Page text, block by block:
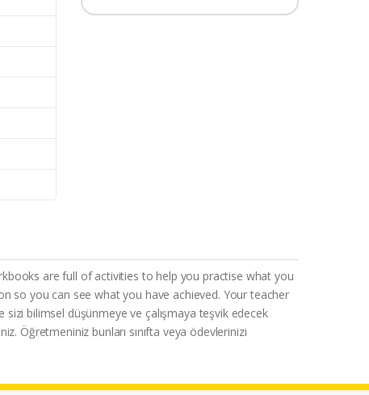
are full of activities to help you practise what you
so you can see what you have achieved. Your teacher
bilimsel düşünmeye ve çalışmaya teşvik edecek
Öğretmeniniz bunları sınıfta veya ödevlerinizi